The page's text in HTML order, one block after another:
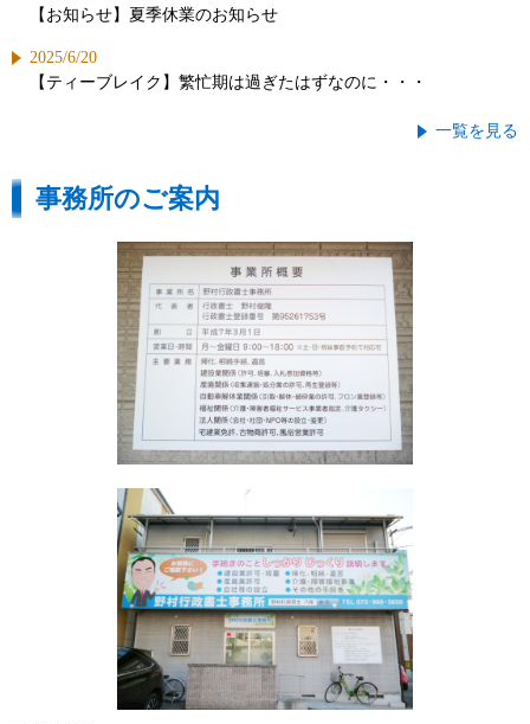
【お知らせ】夏季休業のお知らせ
2025/6/20
【ティーブレイク】繁忙期は過ぎたはずなのに・・・
一覧を見る
事務所のご案内